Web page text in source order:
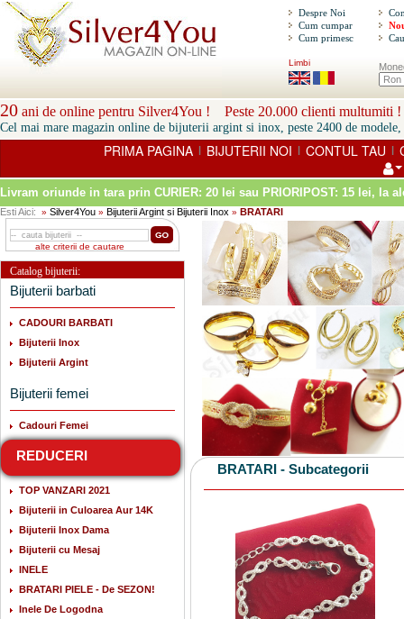
Despre Noi
Cum cumpar
Cum primesc
Limbi
20 ani de online pentru Silver4You ! Peste 20.000 clienti multumiti !
Cel mai mare magazin online de bijuterii argint si inox, peste 2400 de modele,
PRIMA PAGINA | BIJUTERII NOI | CONTUL TAU |
Livram oriunde in tara prin CURIER: 20 lei sau PRIORIPOST: 15 lei, la
Esti Aici: » Silver4You » Bijuterii Argint si Bijuterii Inox » BRATARI
alte criterii de cautare
Catalog bijuterii:
Bijuterii barbati
CADOURI BARBATI
Bijuterii Inox
Bijuterii Argint
Bijuterii femei
Cadouri Femei
REDUCERI
TOP VANZARI 2021
Bijuterii in Culoarea Aur 14K
Bijuterii Inox Dama
Bijuterii cu Mesaj
INELE
BRATARI PIELE - De SEZON!
Inele De Logodna
BRATARI - Subcategorii